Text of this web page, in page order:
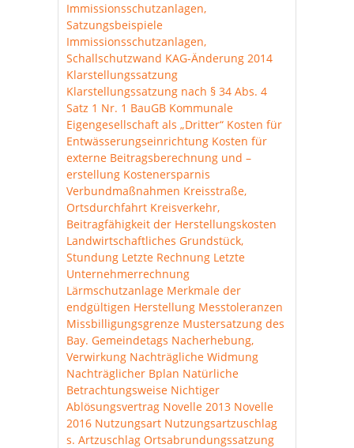
Immissionsschutzanlagen,
Satzungsbeispiele
Immissionsschutzanlagen,
Schallschutzwand KAG-Änderung 2014
Klarstellungssatzung
Klarstellungssatzung nach § 34 Abs. 4
Satz 1 Nr. 1 BauGB Kommunale
Eigengesellschaft als „Dritter“ Kosten für
Entwässerungseinrichtung Kosten für
externe Beitragsberechnung und –
erstellung Kostenersparnis
Verbundmaßnahmen Kreisstraße,
Ortsdurchfahrt Kreisverkehr,
Beitragfähigkeit der Herstellungskosten
Landwirtschaftliches Grundstück,
Stundung Letzte Rechnung Letzte
Unternehmerrechnung
Lärmschutzanlage Merkmale der
endgültigen Herstellung Messtoleranzen
Missbilligungsgrenze Mustersatzung des
Bay. Gemeindetags Nacherhebung,
Verwirkung Nachträgliche Widmung
Nachträglicher Bplan Natürliche
Betrachtungsweise Nichtiger
Ablösungsvertrag Novelle 2013 Novelle
2016 Nutzungsart Nutzungsartzuschlag
s. Artzuschlag Ortsabrundungssatzung